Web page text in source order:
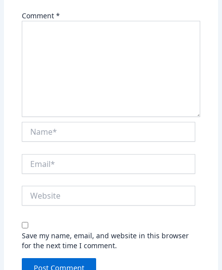
Comment*
Save my name, email, and website in this browser
for the next time I comment.